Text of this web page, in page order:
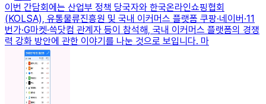
이번 간담회에는 산업부 정책 당국자와 한국온라인쇼핑협회
(KOLSA), 유통물류진흥원 및 국내 이커머스 플랫폼 쿠팡·네이버·11
번가·G마켓·쓱닷컴 관계자 등이 참석해, 국내 이커머스 플랫폼의 경쟁
력 강화 방안에 관한 이야기를 나눈 것으로 보입니다. 마